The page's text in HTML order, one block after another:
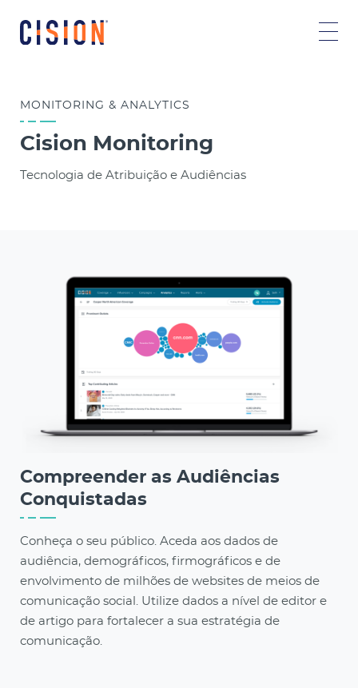
MONITORING & ANALYTICS
Cision Monitoring
Tecnologia de Atribuição e Audiências
Compreender as Audiências
Conquistadas
Conheça o seu público. Aceda aos dados de
audiência, demográficos, firmográficos e de
envolvimento de milhões de websites de meios de
comunicação social. Utilize dados a nível de editor e
de artigo para fortalecer a sua estratégia de
comunicação.